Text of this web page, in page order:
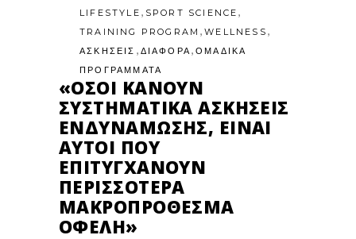
LIFESTYLE , SPORT SCIENCE ,
TRAINING PROGRAM ,WELLNESS ,
ΑΣΚΗΣΕΙΣ , ΔΙΑΦΟΡΑ ,ΟΜΑΔΙΚΑ
ΠΡΟΓΡΑΜΜΑΤΑ
«ΌΣΟΙ ΚΆΝΟΥΝ
ΣΥΣΤΗΜΑΤΙΚΆ ΑΣΚΉΣΕΙΣ
ΕΝΔΥΝΆΜΩΣΗΣ, ΕΊΝΑΙ
ΑΥΤΟΊ ΠΟΥ
ΕΠΙΤΥΓΧΆΝΟΥΝ
ΠΕΡΙΣΣΌΤΕΡΑ
ΜΑΚΡΟΠΡΌΘΕΣΜΑ
ΟΦΈΛΗ»